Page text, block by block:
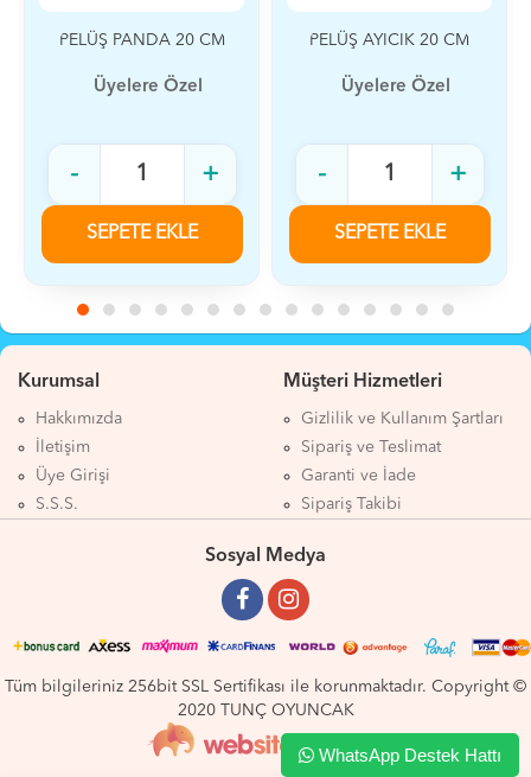
PELÜŞ PANDA 20 CM
Üyelere Özel
- +
SEPETE EKLE
PELÜŞ AYICIK 20 CM
Üyelere Özel
- +
SEPETE EKLE
Kurumsal
Hakkımızda
İletişim
Üye Girişi
S.S.S.
Müşteri Hizmetleri
Gizlilik ve Kullanım Şartları
Sipariş ve Teslimat
Garanti ve İade
Sipariş Takibi
Sosyal Medya
Tüm bilgileriniz 256bit SSL Sertifikası ile korunmaktadır. Copyright ©
2020 TUNÇ OYUNCAK
WhatsApp Destek Hattı